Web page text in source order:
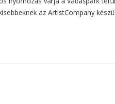
az ArtistCompany